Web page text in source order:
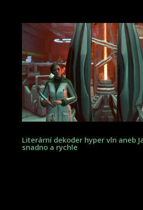
Literární dekoder hyper vln aneb
snadno a rychle